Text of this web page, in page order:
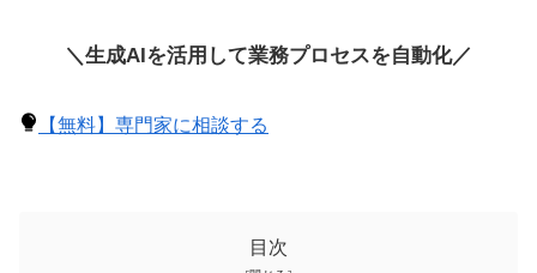
＼生成AIを活用して業務プロセスを自動化／
【無料】専門家に相談する
目次